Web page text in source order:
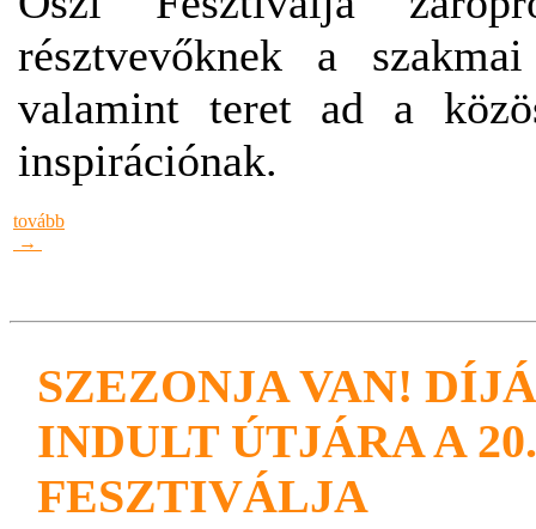
résztvevőknek a
valamint teret ad a
inspirációnak.
tovább
→
SZEZONJA VAN!
INDULT ÚTJÁRA A
FESZTIVÁLJA